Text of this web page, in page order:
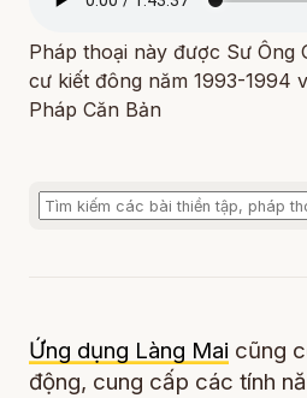
Pháp thoại này được Sư Ông
cư kiết đông năm 1993-1994
Pháp Căn Bản
Ứng dụng Làng Mai cũng
động, cung cấp các tính